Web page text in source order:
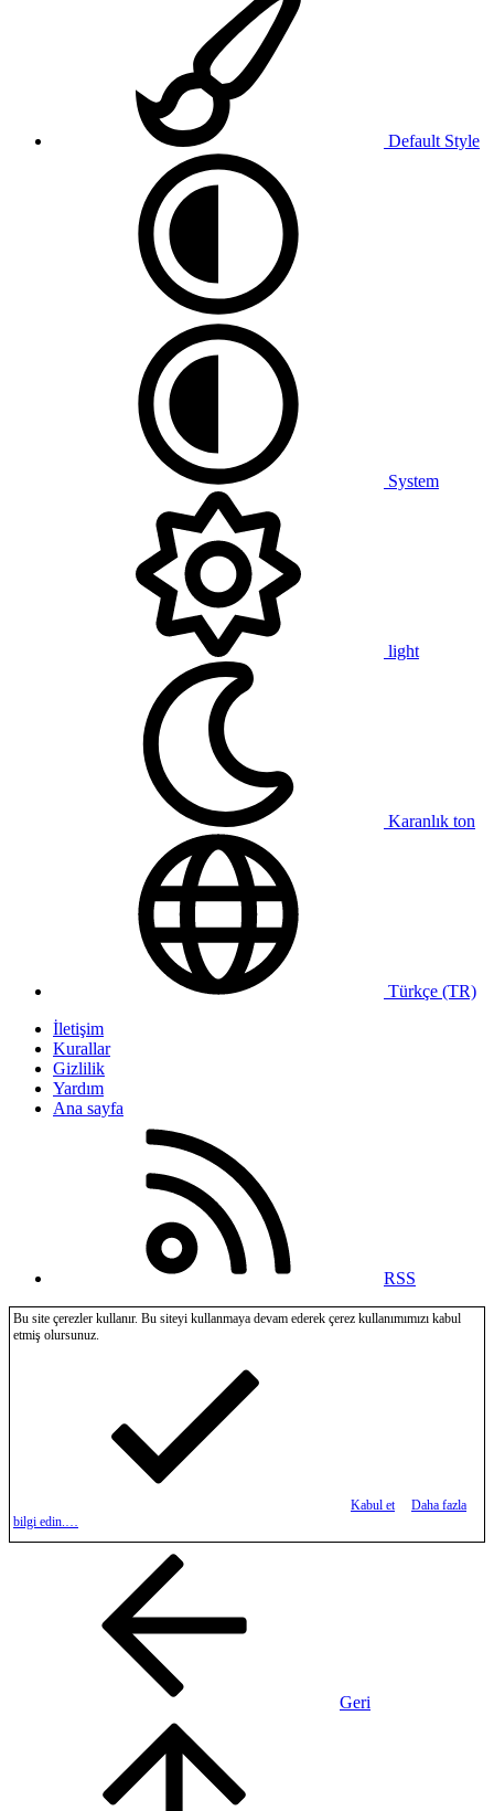
Default Style
System
light
Karanlık ton
Türkçe (TR)
İletişim
Kurallar
Gizlilik
Yardım
Ana sayfa
RSS
Bu site çerezler kullanır. Bu siteyi kullanmaya devam ederek çerez kullanımımızı kabul
etmiş olursunuz.
Kabul et
Daha fazla
bilgi edin.…
Geri